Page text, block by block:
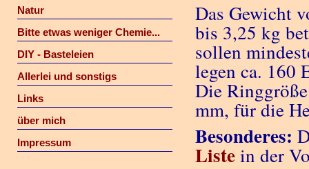
Natur
Bitte etwas weniger Chemie...
DIY - Basteleien
Allerlei und sonstigs
Links
über mich
Impressum
Das Gewicht
bis 3,25 kg
sollen
legen ca. 160
Die
mm, für die
Besonderes:
Listein der